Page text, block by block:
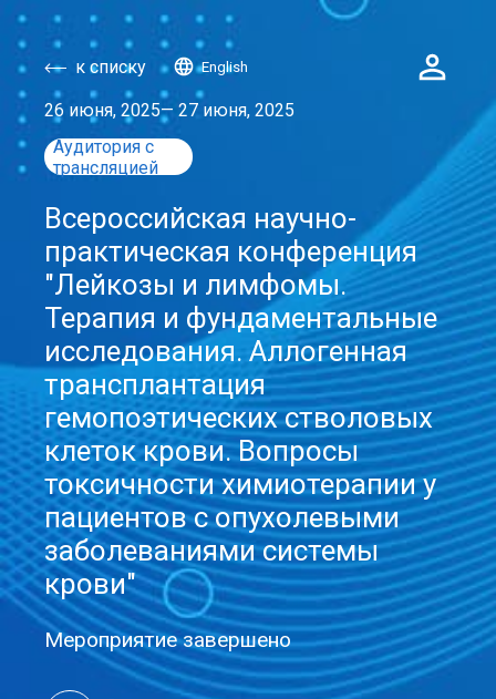
к списку English
26 июня, 2025— 27 июня, 2025
Аудитория с
трансляцией
Всероссийская научно-
практическая конференция
"Лейкозы и лимфомы.
Терапия и фундаментальные
исследования. Аллогенная
трансплантация
гемопоэтических стволовых
клеток крови. Вопросы
токсичности химиотерапии у
пациентов с опухолевыми
заболеваниями системы
крови"
Мероприятие завершено